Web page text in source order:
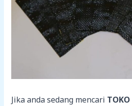
Jika anda sedang mencari TOKO